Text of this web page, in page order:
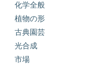
化学全般
植物の形
古典園芸
光合成
市場